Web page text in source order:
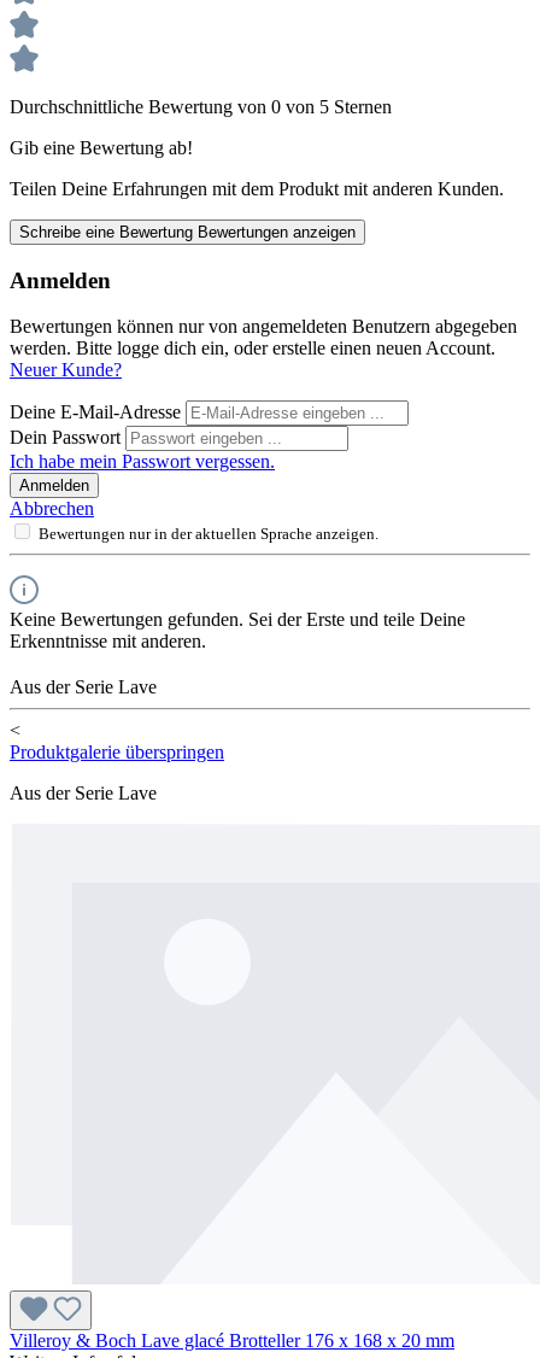
Durchschnittliche Bewertung von 0 von 5 Sternen
Gib eine Bewertung ab!
Teilen Deine Erfahrungen mit dem Produkt mit anderen Kunden.
Schreibe eine Bewertung Bewertungen anzeigen
Anmelden
Bewertungen können nur von angemeldeten Benutzern abgegeben
werden. Bitte logge dich ein, oder erstelle einen neuen Account.
Neuer Kunde?
Deine E-Mail-Adresse
Dein Passwort
Ich habe mein Passwort vergessen.
Anmelden
Abbrechen
Bewertungen nur in der aktuellen Sprache anzeigen.
Keine Bewertungen gefunden. Sei der Erste und teile Deine
Erkenntnisse mit anderen.
Aus der Serie Lave
<
Produktgalerie überspringen
Aus der Serie Lave
Villeroy & Boch Lave glacé Brotteller 176 x 168 x 20 mm